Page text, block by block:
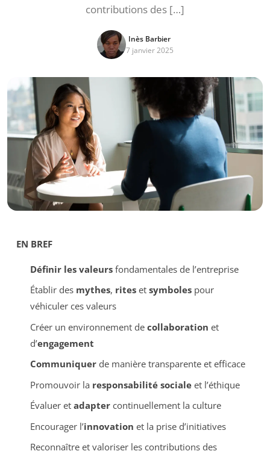
contributions des […]
Inès Barbier
7 janvier 2025
EN BREF
Définir les valeursfondamentales de l’entreprise
Établir des mythes, riteset symbolespour
véhiculer ces valeurs
Créer un environnement de collaboration et
d’engagement
Communiquerde manière transparente et efficace
Promouvoir la responsabilité socialeet l’éthique
Évaluer et adaptercontinuellement la culture
Encourager l’innovation et la prise d’initiatives
Reconnaître et valoriser les contributions des